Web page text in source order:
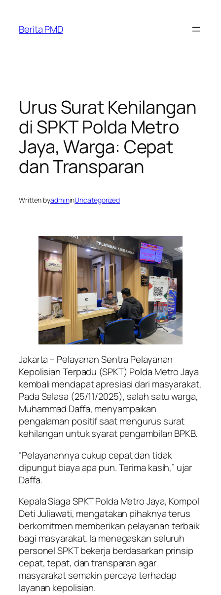
content
Berita PMD
Urus Surat Kehilangan
di SPKT Polda Metro
Jaya, Warga: Cepat
dan Transparan
Written byadmininUncategorized
Jakarta – Pelayanan Sentra Pelayanan
Kepolisian Terpadu (SPKT) Polda Metro Jaya
kembali mendapat apresiasi dari masyarakat.
Pada Selasa (25/11/2025), salah satu warga,
Muhammad Daffa, menyampaikan
pengalaman positif saat mengurus surat
kehilangan untuk syarat pengambilan BPKB.
“Pelayanannya cukup cepat dan tidak
dipungut biaya apa pun. Terima kasih,” ujar
Daffa.
Kepala Siaga SPKT Polda Metro Jaya, Kompol
Deti Juliawati, mengatakan pihaknya terus
berkomitmen memberikan pelayanan terbaik
bagi masyarakat. Ia menegaskan seluruh
personel SPKT bekerja berdasarkan prinsip
cepat, tepat, dan transparan agar
masyarakat semakin percaya terhadap
layanan kepolisian.